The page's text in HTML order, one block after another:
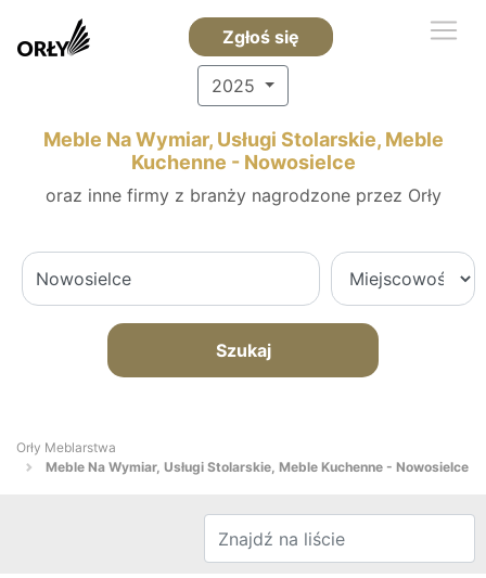
Zgłoś się
2025
Meble Na Wymiar, Usługi Stolarskie, Meble
Kuchenne - Nowosielce
oraz inne firmy z branży nagrodzone przez Orły
Szukaj
Orły Meblarstwa
Meble Na Wymiar, Usługi Stolarskie, Meble Kuchenne - Nowosielce